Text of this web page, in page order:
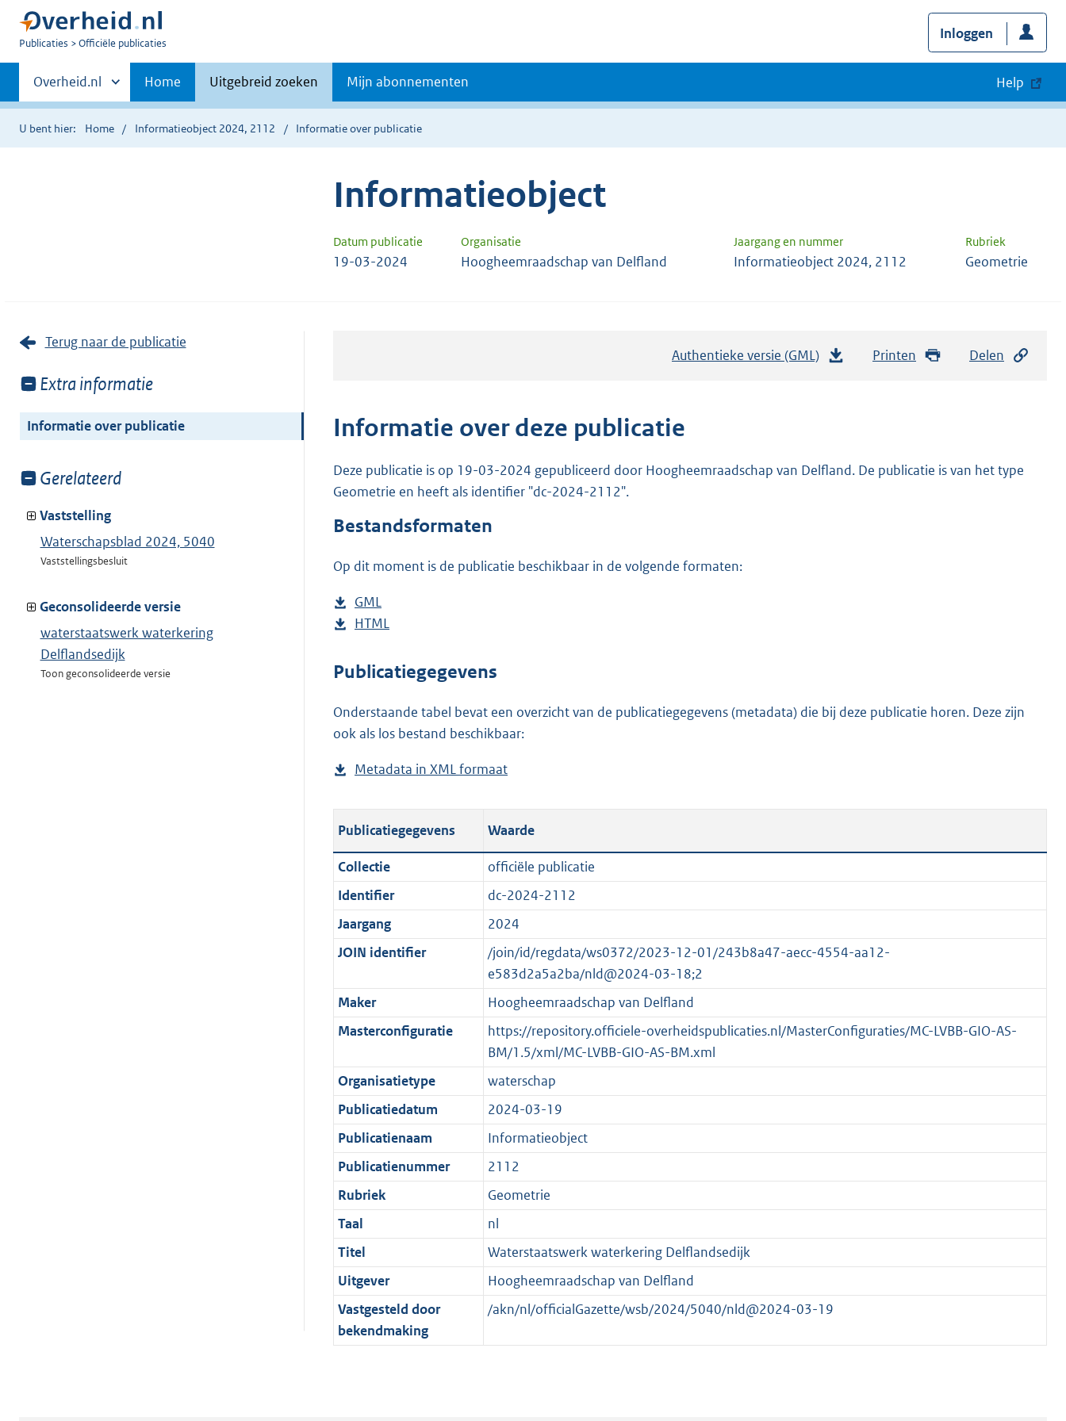
U
Publicaties Officiële publicaties
Inloggen
Primaire
navigatie
Andere
sites
binnen
Overheid.nl Home Uitgebreid zoeken Mijn abonnementen Help
U bent hier: Home Informatieobject 2024, 2112 Informatie over publicatie
Informatieobject
Datum publicatie Organisatie Jaargang en nummer Rubriek
19-03-2024 Hoogheemraadschap van Delfland Informatieobject 2024, 2112 Geometrie
Terug naar de publicatie
Toon
van:
Extra informatie
Informatie over publicatie
Toon
van:
Gerelateerd
Vaststelling
Waterschapsblad 2024, 5040
Vaststellingsbesluit
Geconsolideerde versie
waterstaatswerk waterkering
Delflandsedijk
Toon geconsolideerde versie
Authentieke versie (GML)
n
2
Printen Delen
Informatie over deze publicatie
Deze publicatie is op 19-03-2024 gepubliceerd door Hoogheemraadschap van Delfland. De publicatie is van het type
Geometrie en heeft als identifier "dc-2024-2112".
Bestandsformaten
Op dit moment is de publicatie beschikbaar in de volgende formaten:
D
o
n
o
a
p
l
i
c
a
t
i
i
n
f
r
m
a
a
t
GML
e
t
n
d
g
o
t
t
e
:
1
9
b
D
w
l
o
d
b
l
i
c
a
t
e
i
n
o
r
m
a
a
t
HTML
s
a
n
s
o
o
t
t
e
:
n
e
e
n
d
Publicatiegegevens
Onderstaande tabel bevat een overzicht van de publicatiegegevens (metadata) die bij deze publicatie horen. Deze zijn
ook als los bestand beschikbaar:
Metadata in XML formaat
s
t
a
n
d
s
g
r
o
o
t
t
e
:
2
K
b
Publicatiegegevens Waarde
Collectie
officiële publicatie
Identifier
dc-2024-2112
Jaargang
2024
JOIN identifier
/join/id/regdata/ws0372/2023-12-01/243b8a47-aecc-4554-aa12-
e583d2a5a2ba/nld@2024-03-18;2
Maker
Hoogheemraadschap van Delfland
Masterconfiguratie
https://repository.officiele-overheidspublicaties.nl/MasterConfiguraties/MC-LVBB-GIO-AS-
BM/1.5/xml/MC-LVBB-GIO-AS-BM.xml
Organisatietype
waterschap
Publicatiedatum
2024-03-19
Publicatienaam
Informatieobject
Publicatienummer
2112
Rubriek
Geometrie
Taal
nl
Titel
Waterstaatswerk waterkering Delflandsedijk
Uitgever
Hoogheemraadschap van Delfland
Vastgesteld door
bekendmaking
/akn/nl/officialGazette/wsb/2024/5040/nld@2024-03-19